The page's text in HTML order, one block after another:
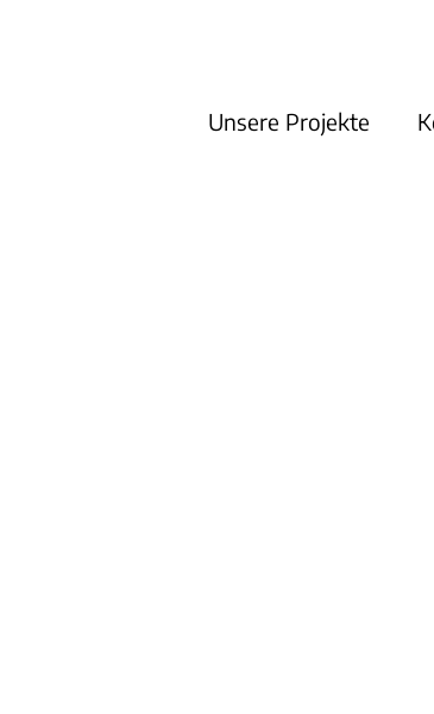
Unsere Projekte